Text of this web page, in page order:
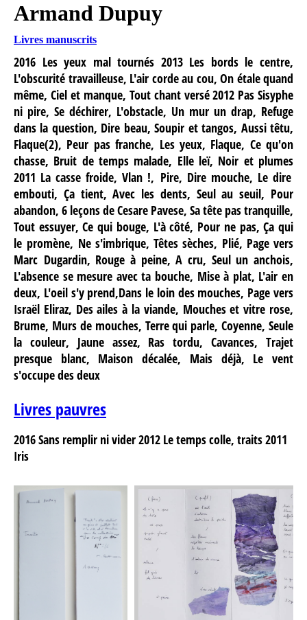
Armand Dupuy
Livres manuscrits
2016 Les yeux mal tournés 2013Les bords le centre,
L'obscurité travailleuse, L'air corde au cou, On étale quand
même, Ciel et manque, Tout chant versé2012 Pas Sisyphe
ni pire, Se déchirer, L'obstacle, Un mur un drap, Refuge
dans la question, Dire beau, Soupir et tangos, Aussi têtu,
Flaque(2), Peur pas franche, Les yeux, Flaque, Ce qu'on
chasse, Bruit de temps malade, Elle leï, Noir et plumes
2011 La casse froide, Vlan !, Pire, Dire mouche, Le dire
embouti, Ça tient, Avec les dents, Seul au seuil, Pour
abandon, 6 leçons de Cesare Pavese, Sa tête pas tranquille,
Tout essuyer, Ce qui bouge, L'à côté, Pour ne pas, Ça qui
le promène, Ne s'imbrique, Têtes sèches, Plié, Page vers
Marc Dugardin, Rouge à peine, A cru, Seul un anchois,
L'absence se mesure avec ta bouche, Mise à plat, L'air en
deux, L'oeil s'y prend,Dans le loin des mouches, Page vers
Israël Eliraz, Des ailes à la viande, Mouches et vitre rose,
Brume, Murs de mouches, Terre qui parle, Coyenne, Seule
la couleur, Jaune assez, Ras tordu, Cavances, Trajet
presque blanc, Maison décalée, Mais déjà, Le vent
s'occupe des deux
Livres pauvres
2016Sans remplir ni vider2012 Le temps colle, traits2011
Iris